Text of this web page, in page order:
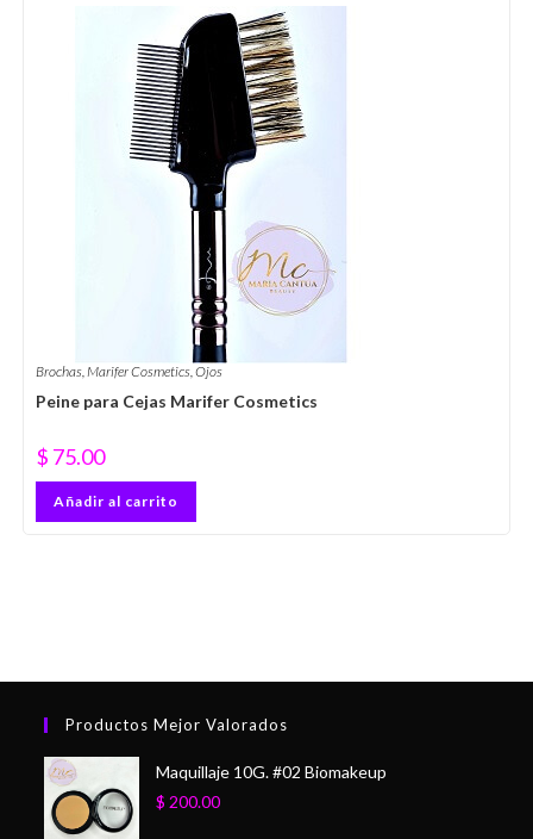
Brochas,Marifer Cosmetics,Ojos
Peine para Cejas Marifer Cosmetics
$ 75.00
Añadir al carrito
Productos Mejor Valorados
Maquillaje 10G. #02 Biomakeup
$ 200.00